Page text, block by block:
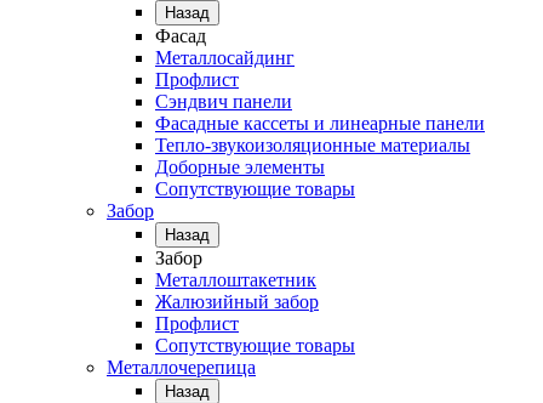
Назад
Фасад
Металлосайдинг
Профлист
Сэндвич панели
Фасадные кассеты и линеарные панели
Тепло-звукоизоляционные материалы
Доборные элементы
Сопутствующие товары
Забор
Назад
Забор
Металлоштакетник
Жалюзийный забор
Профлист
Сопутствующие товары
Металлочерепица
Назад